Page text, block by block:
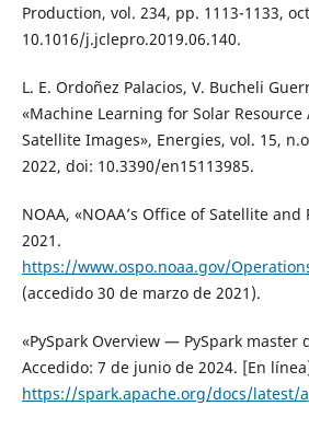
Production, vol. 234, pp. 1113-1133,
10.1016/j.jclepro.2019.06.140.
L. E. Ordoñez Palacios, V. Bucheli
«Machine Learning for Solar Resource
Satellite Images», Energies, vol. 15,
2022, doi: 10.3390/en15113985.
NOAA, «NOAA’s Office of Satellite
2021.
https://www.ospo.noaa.gov/
(accedido 30 de marzo de 2021).
«PySpark Overview — PySpark master
Accedido: 7 de junio de 2024. [En
https://spark.apache.org/docs/latest/